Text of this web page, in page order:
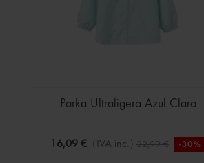
Parka Ultraligera Azul Claro
16,09 € (IVA inc.) 22,99 € -30%